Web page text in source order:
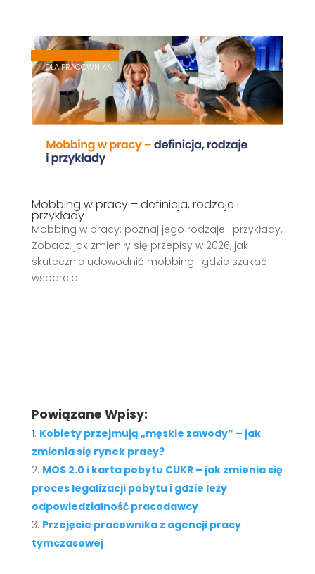
Mobbing w pracy – definicja, rodzaje i
przykłady
,,
DLA PRACOWNIKA
Mobbing w pracy: poznaj jego rodzaje i przykłady.
Zobacz, jak zmieniły się przepisy w 2026, jak
skutecznie udowodnić mobbing i gdzie szukać
wsparcia.
Powiązane Wpisy:
Kobiety przejmują „męskie zawody” – jak
zmienia się rynek pracy?
MOS 2.0 i karta pobytu CUKR – jak zmienia się
proces legalizacji pobytu i gdzie leży
odpowiedzialność pracodawcy
Przejęcie pracownika z agencji pracy
tymczasowej